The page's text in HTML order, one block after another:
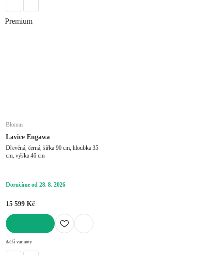
Premium
Blomus
Lavice Engawa
Dřevěná, černá, šířka 90 cm, hloubka 35
cm, výška 46 cm
Doručíme od 28. 8. 2026
15 599 Kč
další varianty